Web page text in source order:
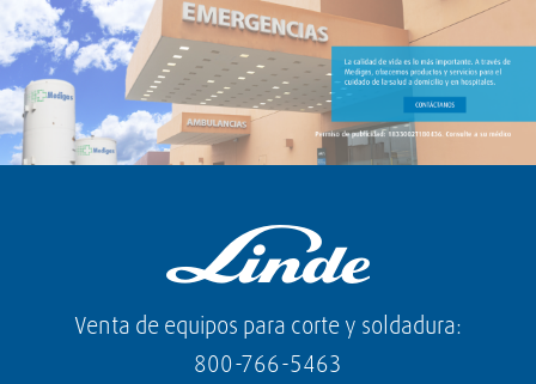
Venta de equipos para corte y soldadura:
800-766-5463